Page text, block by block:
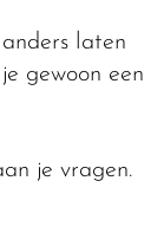
laten
gewoon een
je vragen.